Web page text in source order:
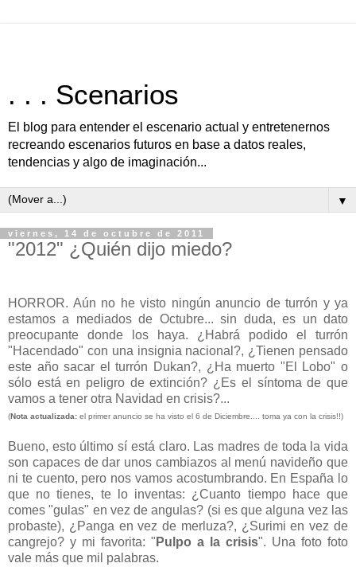
. . . Scenarios
El blog para entender el escenario actual y entretenernos
recreando escenarios futuros en base a datos reales,
tendencias y algo de imaginación...
▼
viernes, 14 de octubre de 2011
"2012" ¿Quién dijo miedo?
HORROR. Aún no he visto ningún anuncio de turrón y ya
estamos a mediados de Octubre... sin duda, es un dato
preocupante donde los haya. ¿Habrá podido el turrón
"Hacendado" con una insignia nacional?, ¿Tienen pensado
este año sacar el turrón Dukan?, ¿Ha muerto "El Lobo" o
sólo está en peligro de extinción? ¿Es el síntoma de que
vamos a tener otra Navidad en crisis?...
(Nota actualizada: el primer anuncio se ha visto el 6 de Diciembre.... toma ya con la crisis!!)
Bueno, esto último sí está claro. Las madres de toda la vida
son capaces de dar unos cambiazos al menú navideño que
ni te cuento, pero nos vamos acostumbrando. En España lo
que no tienes, te lo inventas: ¿Cuanto tiempo hace que
comes "gulas" en vez de angulas? (si es que alguna vez las
probaste), ¿Panga en vez de merluza?, ¿Surimi en vez de
cangrejo? y mi favorita: " Pulpo a la crisis". Una foto foto
vale más que mil palabras.